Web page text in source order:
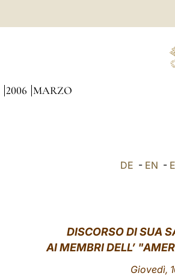
2006 MARZO
DE - EN -
DISCORSO DI SUA
AI MEMBRI DELL’
Giovedì,